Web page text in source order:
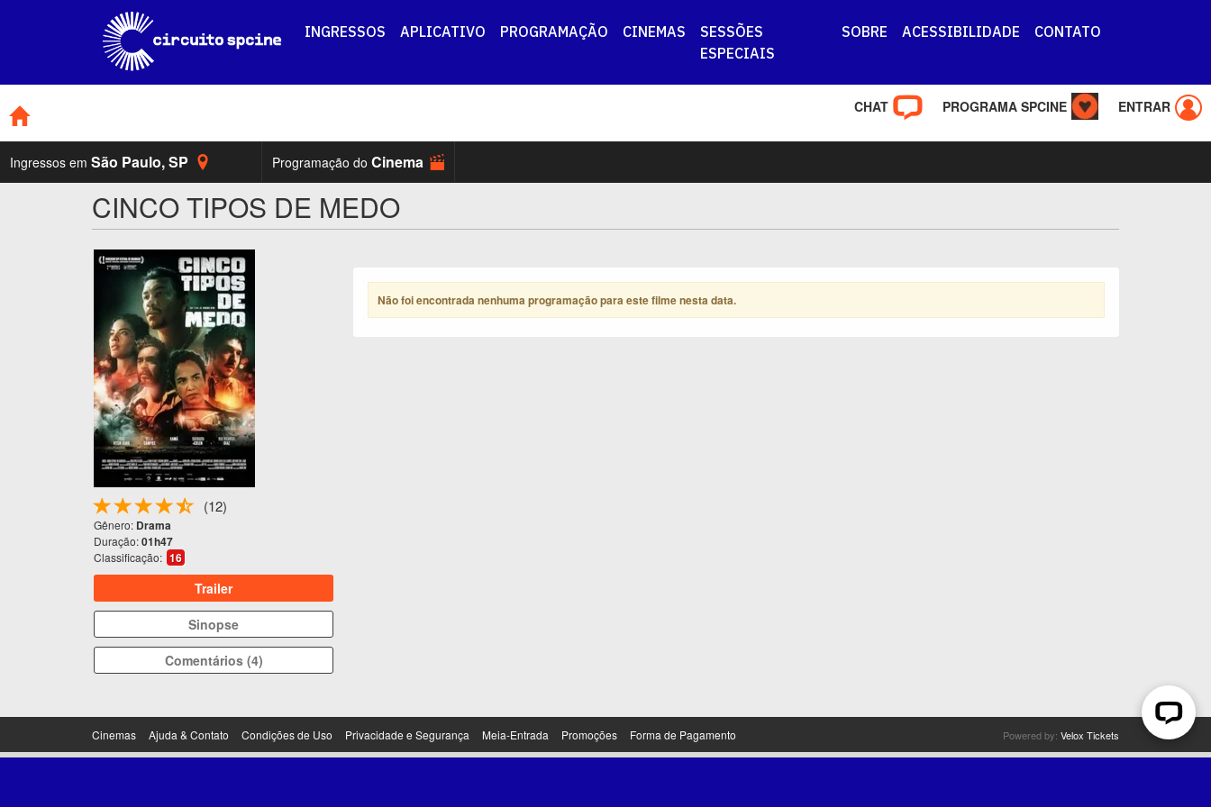
INGRESSOS APLICATIVO PROGRAMAÇÃO CINEMAS
SESSÕES
ESPECIAIS
SOBRE ACESSIBILIDADE CONTATO